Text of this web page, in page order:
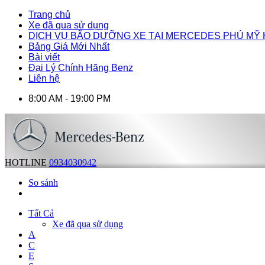
Trang chủ
Xe đã qua sử dụng
DỊCH VỤ BÃO DƯỠNG XE TẠI MERCEDES PHÚ MỸ
Bảng Giá Mới Nhất
Bài viết
Đại Lý Chính Hãng Benz
Liên hệ
8:00 AM - 19:00 PM
HOTLINE 0934030942
So sánh
Tất Cả
Xe đã qua sử dụng
A
C
E